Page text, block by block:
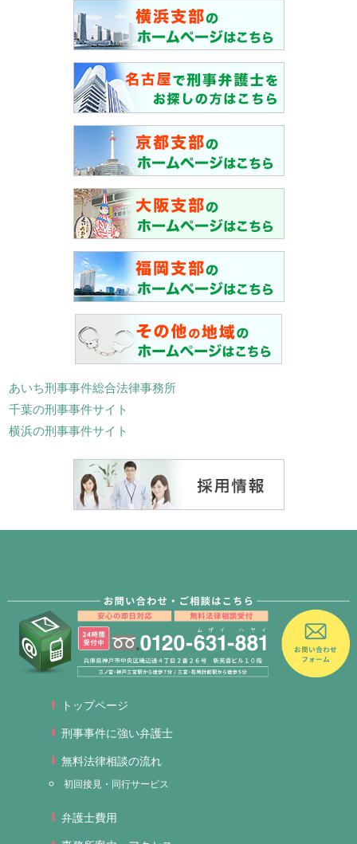
あいち刑事事件総合法律事務所
千葉の刑事事件サイト
横浜の刑事事件サイト
トップページ
刑事事件に強い弁護士
無料法律相談の流れ
初回接見・同行サービス
弁護士費用